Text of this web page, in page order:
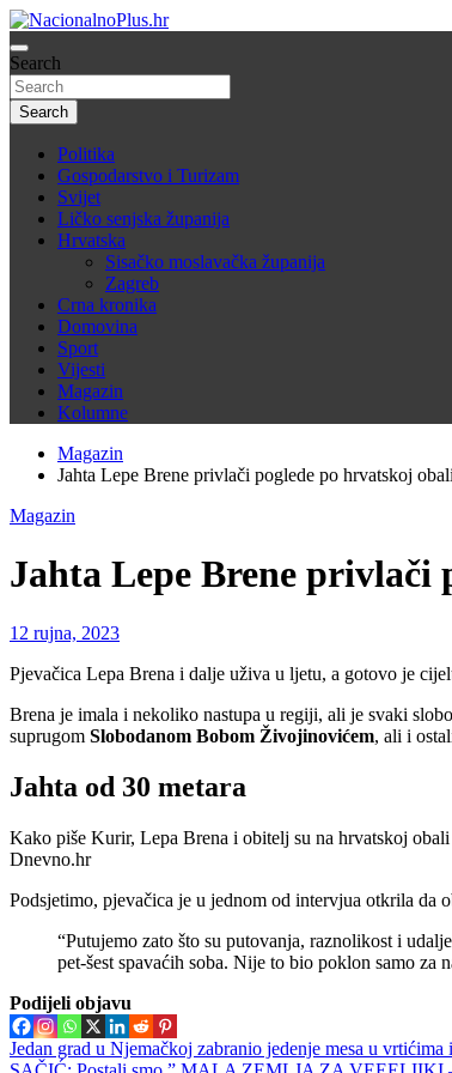
Skip
to
content
NacionalnoPlus.hr
Nacija želi znati više
Search
Search
Politika
Gospodarstvo i Turizam
Svijet
Ličko senjska županija
Hrvatska
Sisačko moslavačka županija
Zagreb
Crna kronika
Domovina
Sport
Vijesti
Magazin
Kolumne
Magazin
Jahta Lepe Brene privlači poglede po hrvatskoj
Magazin
Jahta Lepe Brene privlači
12 rujna, 2023
Pjevačica Lepa Brena i dalje uživa u ljetu, a gotovo je
Brena je imala i nekoliko nastupa u regiji, ali je svaki
suprugom Slobodanom Bobom Živojinovićem, ali i
Jahta od 30 metara
Kako piše Kurir, Lepa Brena i obitelj su na hrvatskoj
Dnevno.hr
Podsjetimo, pjevačica je u jednom od intervjua otkrila da
“Putujemo zato što su putovanja, raznolikost i
pet-šest spavaćih soba. Nije to bio poklon samo
Podijeli objavu
Navigacija
Jedan grad u Njemačkoj zabranio jedenje mesa u vrtićima